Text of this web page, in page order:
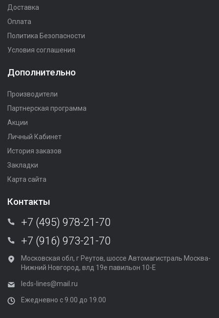
Доставка
Оплата
Политика Безопасности
Условия соглашения
Дополнительно
Производители
Партнерская программа
Акции
Личный Кабинет
История заказов
Закладки
Карта сайта
Контакты
+7 (495) 978-21-70
+7 (916) 973-21-70
Московская обл, г Реутов, шоссе Автомагистраль Москва-
Нижний Новгород, влд 19е павильон 10-Е
leds-lines@mail.ru
Ежедневно с 9.00 до 19.00